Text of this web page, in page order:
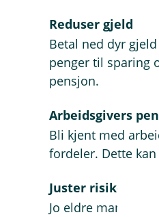
Reduser gjeld
Betal ned dyr
penger til sparing
pensjon.
Arbeidsgivers
Bli kjent med
fordeler. Dette
Juster risikoen
Jo eldre man blir,